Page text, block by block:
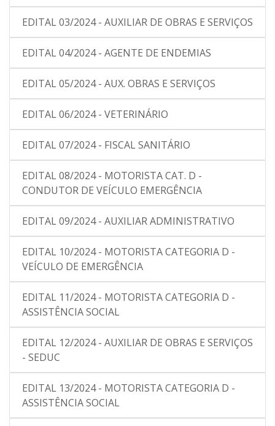
EDITAL 03/2024 - AUXILIAR DE OBRAS E SERVIÇOS
EDITAL 04/2024 - AGENTE DE ENDEMIAS
EDITAL 05/2024 - AUX. OBRAS E SERVIÇOS
EDITAL 06/2024 - VETERINÁRIO
EDITAL 07/2024 - FISCAL SANITÁRIO
EDITAL 08/2024 - MOTORISTA CAT. D -
CONDUTOR DE VEÍCULO EMERGÊNCIA
EDITAL 09/2024 - AUXILIAR ADMINISTRATIVO
EDITAL 10/2024 - MOTORISTA CATEGORIA D -
VEÍCULO DE EMERGÊNCIA
EDITAL 11/2024 - MOTORISTA CATEGORIA D -
ASSISTÊNCIA SOCIAL
EDITAL 12/2024 - AUXILIAR DE OBRAS E SERVIÇOS
- SEDUC
EDITAL 13/2024 - MOTORISTA CATEGORIA D -
ASSISTÊNCIA SOCIAL